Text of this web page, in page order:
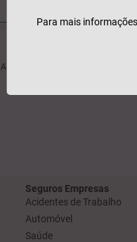
A informação aqui presente não
Um produto da Generali
Seguros Empresas
Acidentes de Trabalho
Automóvel
Saúde
Para mais informações